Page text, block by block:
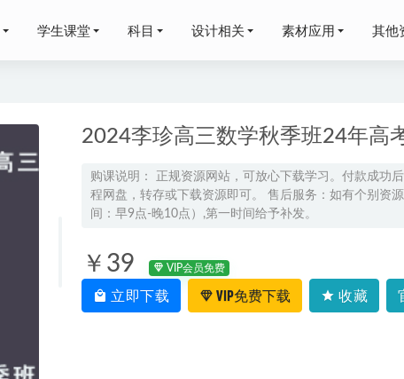
学生课堂 科目 设计相关 素材应用 其他
2024李珍高三数学秋季班24年高
购课说明： 正规资源网站，可放心下载学习。付款成功
程网盘，转存或下载资源即可。 售后服务：如有个别资
间：早9点-晚10点）,第一时间给予补发。
￥39 VIP会员免费
立即下载 VIP免费下载 收藏
2026年姜婷婷高三物理网课教程一轮复习暑秋班 2026-03-31
2026高三物理跳跳&胡婷三轮课程
23年高中物理网课2023何连伟高二物理a+全年班视频教程+课堂笔
2023-05-27